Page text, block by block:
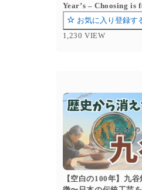
Year’s – Choosing is
お気に入り登録す
1,230 VIEW
【空白の100年】九